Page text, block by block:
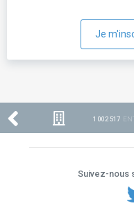
Je
1 002 517
Suivez-nous